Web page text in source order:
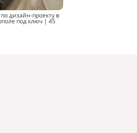
дизайн-проекту в
под ключ | 45